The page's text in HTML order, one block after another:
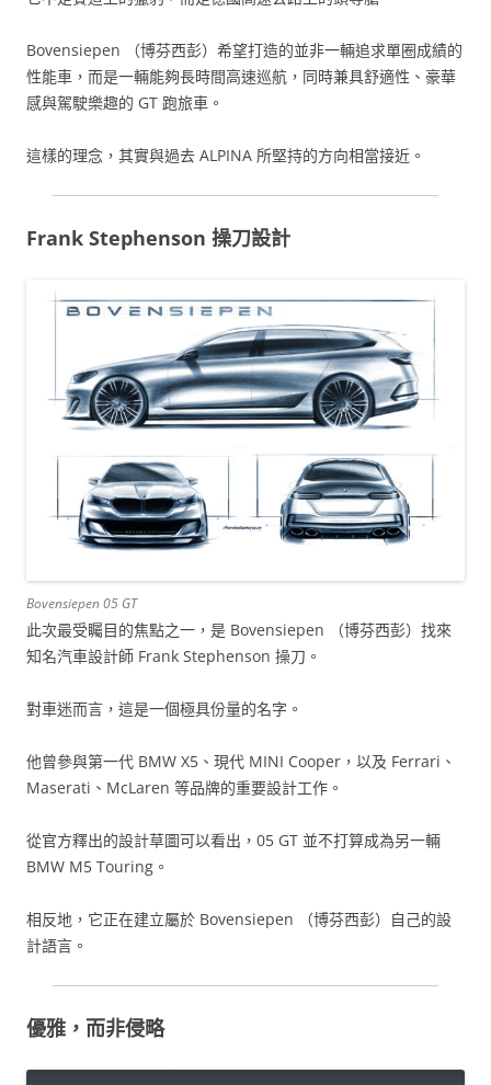
Bovensiepen （博芬西彭）希望打造的並非一輛追求單圈成績的
性能車，而是一輛能夠長時間高速巡航，同時兼具舒適性、豪華
感與駕駛樂趣的 GT 跑旅車。
這樣的理念，其實與過去 ALPINA 所堅持的方向相當接近。
Frank Stephenson 操刀設計
Bovensiepen 05 GT
此次最受矚目的焦點之一，是 Bovensiepen （博芬西彭）找來
知名汽車設計師 Frank Stephenson 操刀。
對車迷而言，這是一個極具份量的名字。
他曾參與第一代 BMW X5、現代 MINI Cooper，以及 Ferrari、
Maserati、McLaren 等品牌的重要設計工作。
從官方釋出的設計草圖可以看出，05 GT 並不打算成為另一輛
BMW M5 Touring。
相反地，它正在建立屬於 Bovensiepen （博芬西彭）自己的設
計語言。
優雅，而非侵略